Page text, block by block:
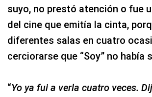
suyo, no prestó atención o fue
del cine que emitía la cinta,
diferentes salas en cuatro
cerciorarse que “Soy” no había
“Yo ya fui a verla cuatro veces.